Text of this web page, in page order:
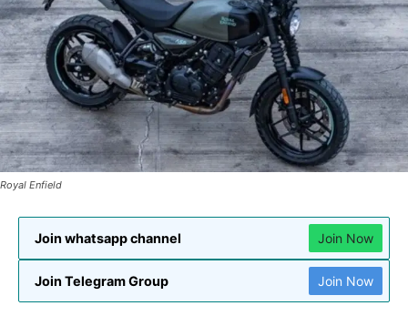
Royal Enfield
Join whatsapp channel Join Now
Join Telegram Group Join Now